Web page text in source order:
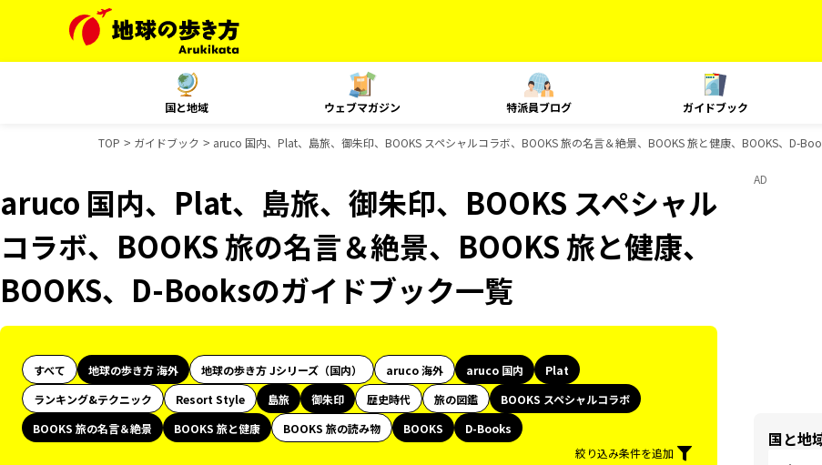
国と地域 ウェブマガジン 特派員ブログ ガイドブック
TOP ガイドブック aruco 国内、Plat、島旅、御朱印、BOOKS スペシャルコラボ、BOOKS 旅の名言＆絶景、BOOKS 旅と健康、BOOKS、D-
aruco 国内、Plat、島旅、御朱印、BOOKS スペシャル
コラボ、BOOKS 旅の名言＆絶景、BOOKS 旅と健康、
BOOKS、D-Booksのガイドブック一覧
すべて 地球の歩き方 海外 地球の歩き方 Jシリーズ（国内） aruco 海外 aruco 国内
Plat
ランキング&テクニック
Resort Style 島旅 御朱印 歴史時代 旅の図鑑
BOOKS スペシャルコラボ
BOOKS 旅の名言＆絶景
BOOKS 旅と健康 BOOKS 旅の読み物 BOOKS
D-Books
絞り込み条件を追加
AD
国と地